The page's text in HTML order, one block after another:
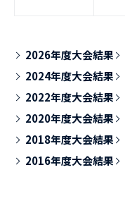
2026年度大会結果
2024年度大会結果
2022年度大会結果
2020年度大会結果
2018年度大会結果
2016年度大会結果